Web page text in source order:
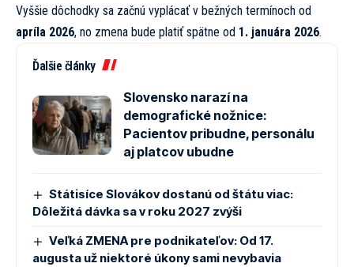
Vyššie dôchodky sa začnú vyplácať v bežných termínoch od
apríla 2026, no zmena bude platiť spätne od 1. januára 2026.
Ďalšie články
Slovensko narazí na
demografické nožnice:
Pacientov pribudne, personálu
aj platcov ubudne
Státisíce Slovákov dostanú od štátu viac:
Dôležitá dávka sa v roku 2027 zvýši
Veľká ZMENA pre podnikateľov: Od 17.
augusta už niektoré úkony sami nevybavia